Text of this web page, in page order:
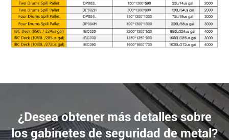
¿Desea obtener más detalles sobre
los gabinetes de seguridad de metal?